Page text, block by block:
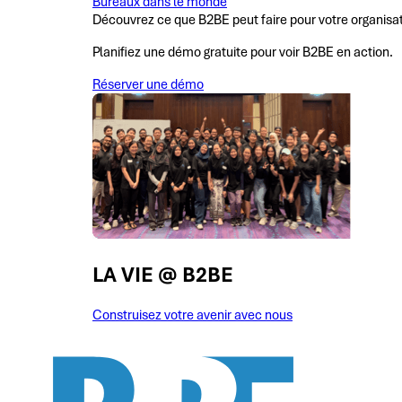
Découvrez ce que B2BE peut faire pour votre
Planifiez une démo gratuite pour voir B2BE en action.
Réserver une démo
LA VIE @ B2BE
Construisez votre avenir avec nous